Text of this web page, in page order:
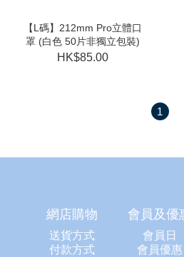
【L碼】212mm Pro立體口
罩 (白色 50片非獨立包裝)
HK$85.00
1
網店購物
送貨方式
付款方式
會員及優
會員日
會員優惠